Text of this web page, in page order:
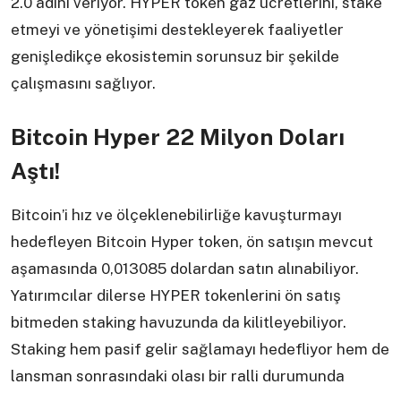
etmeyi ve yönetişimi destekleyerek faaliyetler
genişledikçe ekosistemin sorunsuz bir şekilde
çalışmasını sağlıyor.
Bitcoin Hyper 22 Milyon Doları
Aştı!
Bitcoin’i hız ve ölçeklenebilirliğe kavuşturmayı
hedefleyen Bitcoin Hyper token, ön satışın mevcut
aşamasında 0,013085 dolardan satın alınabiliyor.
Yatırımcılar dilerse HYPER tokenlerini ön satış
bitmeden staking havuzunda da kilitleyebiliyor.
Staking hem pasif gelir sağlamayı hedefliyor hem de
lansman sonrasındaki olası bir ralli durumunda